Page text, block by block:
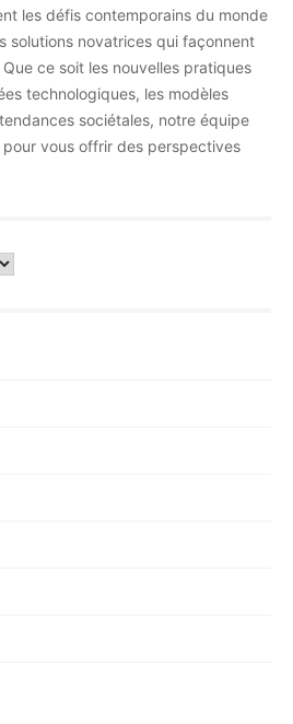
les défis contemporains du monde
solutions novatrices qui façonnent
ce soit les nouvelles pratiques
technologiques, les modèles
sociétales, notre équipe
vous offrir des perspectives